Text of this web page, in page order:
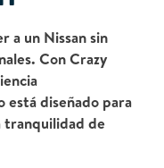
a un Nissan sin
Con Crazy
está diseñado para
tranquilidad de